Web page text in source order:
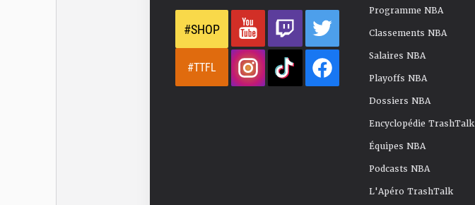
#SHOP
#TTFL
Programme NBA
Classements NBA
Salaires NBA
Playoffs NBA
Dossiers NBA
Encyclopédie TrashTalk
Équipes NBA
Podcasts NBA
L'Apéro TrashTalk